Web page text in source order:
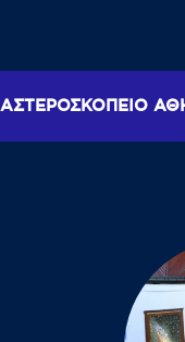
ΑΣΤΕΡΟΣΚΟΠΕΙΟ